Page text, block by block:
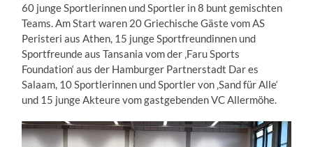
60 junge Sportlerinnen und Sportler in 8 bunt gemischten
Teams.Am Start waren 20 Griechische Gäste vom AS
Peristeri aus Athen, 15 junge Sportfreundinnen und
Sportfreunde aus Tansania vom der ‚Faru Sports
Foundation‘ aus der Hamburger Partnerstadt Dar es
Salaam, 10 Sportlerinnen und Sportler von ‚Sand für Alle‘
und 15 junge Akteure vom gastgebenden VC Allermöhe.